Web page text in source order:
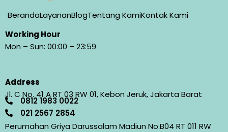
BerandaLayananBlogTentang KamiKontak Kami
Working Hour
Mon – Sun: 00:00 – 23:59
Address
Jl. C No. 41 A RT 03 RW 01, Kebon Jeruk, Jakarta Barat
0812 1983 0022
021 2567 2854​
Perumahan Griya Darussalam Madiun No.B04 RT 011 RW